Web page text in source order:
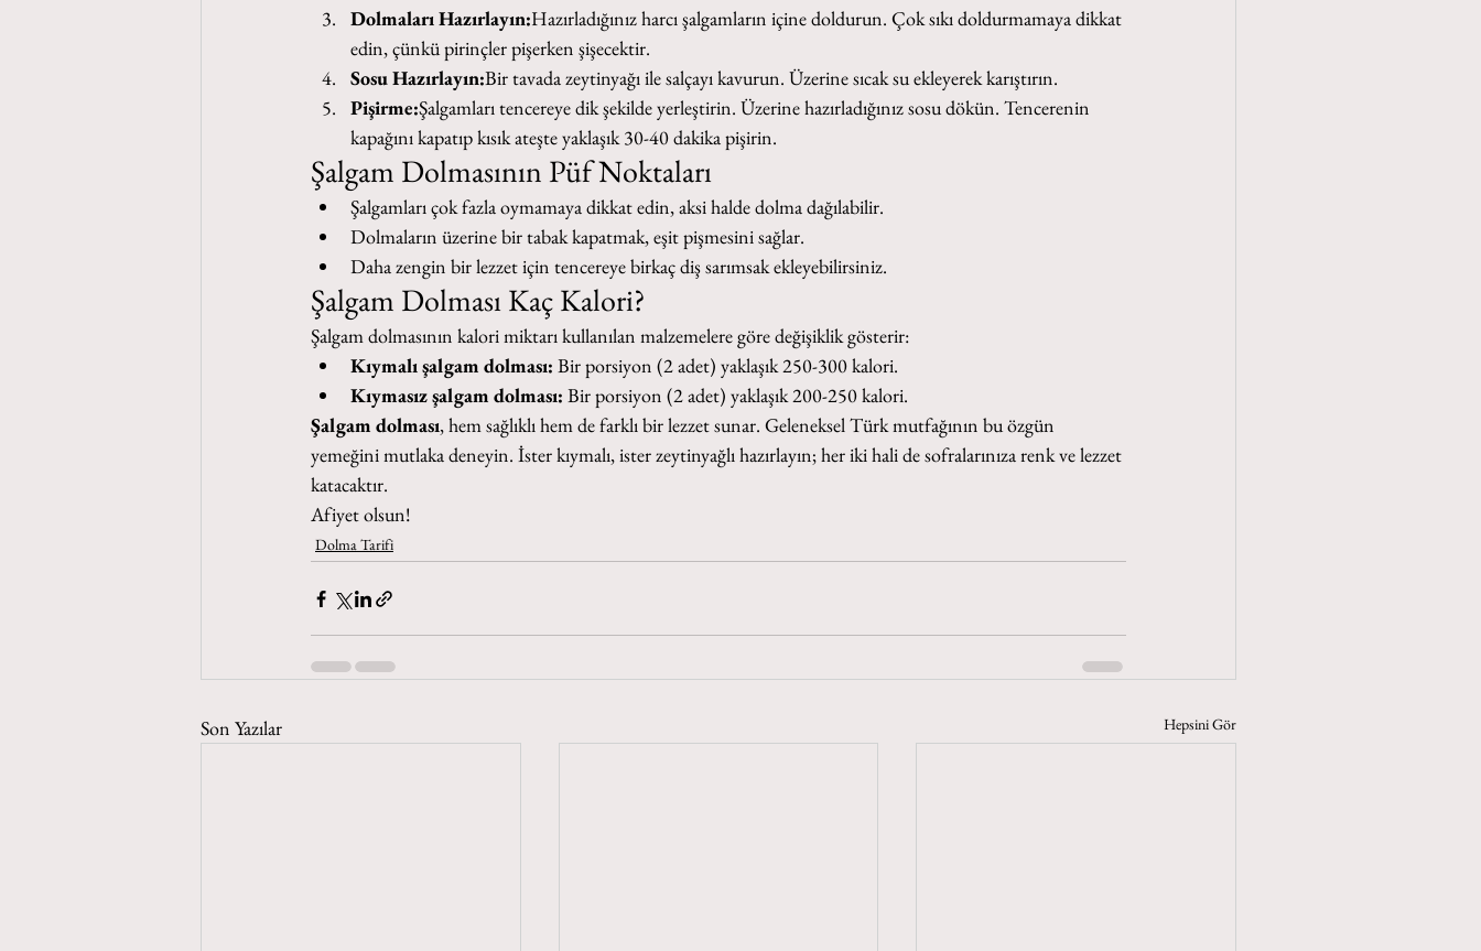
Dolmaları Hazırlayın:Hazırladığınız harcı şalgamların içine doldurun. Çok sıkı doldurmamaya dikkat
edin, çünkü pirinçler pişerken şişecektir.
Sosu Hazırlayın:Bir tavada zeytinyağı ile salçayı kavurun. Üzerine sıcak su ekleyerek karıştırın.
Pişirme:Şalgamları tencereye dik şekilde yerleştirin. Üzerine hazırladığınız sosu dökün. Tencerenin
kapağını kapatıp kısık ateşte yaklaşık 30-40 dakika pişirin.
Şalgam Dolmasının Püf Noktaları
Şalgamları çok fazla oymamaya dikkat edin, aksi halde dolma dağılabilir.
Dolmaların üzerine bir tabak kapatmak, eşit pişmesini sağlar.
Daha zengin bir lezzet için tencereye birkaç diş sarımsak ekleyebilirsiniz.
Şalgam Dolması Kaç Kalori?
Şalgam dolmasının kalori miktarı kullanılan malzemelere göre değişiklik gösterir:
Kıymalı şalgam dolması: Bir porsiyon (2 adet) yaklaşık 250-300 kalori.
Kıymasız şalgam dolması: Bir porsiyon (2 adet) yaklaşık 200-250 kalori.
Şalgam dolması, hem sağlıklı hem de farklı bir lezzet sunar. Geleneksel Türk mutfağının bu özgün
yemeğini mutlaka deneyin. İster kıymalı, ister zeytinyağlı hazırlayın; her iki hali de sofralarınıza renk ve lezzet
katacaktır.
Afiyet olsun!
Dolma Tarifi
Son Yazılar Hepsini Gör